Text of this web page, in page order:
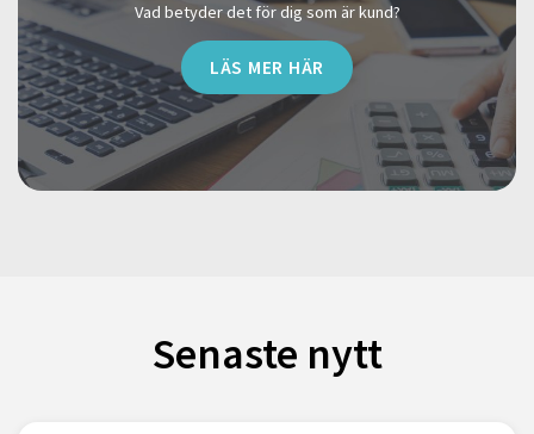
Vad betyder det för dig som är kund?
LÄS MER HÄR
Senaste nytt